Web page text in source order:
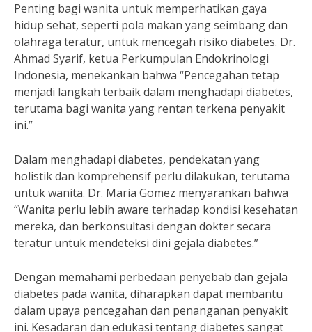
Penting bagi wanita untuk memperhatikan gaya
hidup sehat, seperti pola makan yang seimbang dan
olahraga teratur, untuk mencegah risiko diabetes. Dr.
Ahmad Syarif, ketua Perkumpulan Endokrinologi
Indonesia, menekankan bahwa “Pencegahan tetap
menjadi langkah terbaik dalam menghadapi diabetes,
terutama bagi wanita yang rentan terkena penyakit
ini.”
Dalam menghadapi diabetes, pendekatan yang
holistik dan komprehensif perlu dilakukan, terutama
untuk wanita. Dr. Maria Gomez menyarankan bahwa
“Wanita perlu lebih aware terhadap kondisi kesehatan
mereka, dan berkonsultasi dengan dokter secara
teratur untuk mendeteksi dini gejala diabetes.”
Dengan memahami perbedaan penyebab dan gejala
diabetes pada wanita, diharapkan dapat membantu
dalam upaya pencegahan dan penanganan penyakit
ini. Kesadaran dan edukasi tentang diabetes sangat